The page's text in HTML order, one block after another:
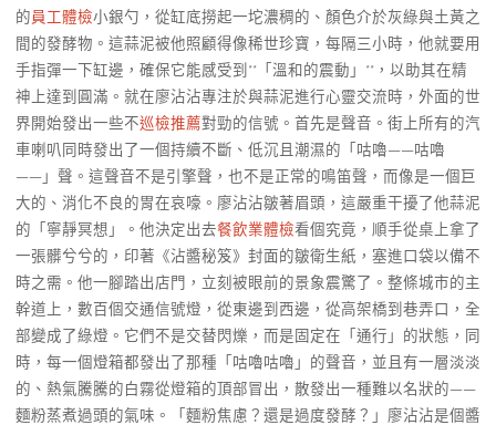
的員工體檢小銀勺，從缸底撈起一坨濃稠的、顏色介於灰綠與土黃之
間的發酵物。這蒜泥被他照顧得像稀世珍寶，每隔三小時，他就要用
手指彈一下缸邊，確保它能感受到**「溫和的震動」**，以助其在精
神上達到圓滿。就在廖沾沾專注於與蒜泥進行心靈交流時，外面的世
界開始發出一些不巡檢推薦對勁的信號。首先是聲音。街上所有的汽
車喇叭同時發出了一個持續不斷、低沉且潮濕的「咕嚕——咕嚕
——」聲。這聲音不是引擎聲，也不是正常的鳴笛聲，而像是一個巨
大的、消化不良的胃在哀嚎。廖沾沾皺著眉頭，這嚴重干擾了他蒜泥
的「寧靜冥想」。他決定出去餐飲業體檢看個究竟，順手從桌上拿了
一張髒兮兮的，印著《沾醬秘笈》封面的皺衛生紙，塞進口袋以備不
時之需。他一腳踏出店門，立刻被眼前的景象震驚了。整條城市的主
幹道上，數百個交通信號燈，從東邊到西邊，從高架橋到巷弄口，全
部變成了綠燈。它們不是交替閃爍，而是固定在「通行」的狀態，同
時，每一個燈箱都發出了那種「咕嚕咕嚕」的聲音，並且有一層淡淡
的、熱氣騰騰的白霧從燈箱的頂部冒出，散發出一種難以名狀的——
麵粉蒸煮過頭的氣味。「麵粉焦慮？還是過度發酵？」廖沾沾是個醬